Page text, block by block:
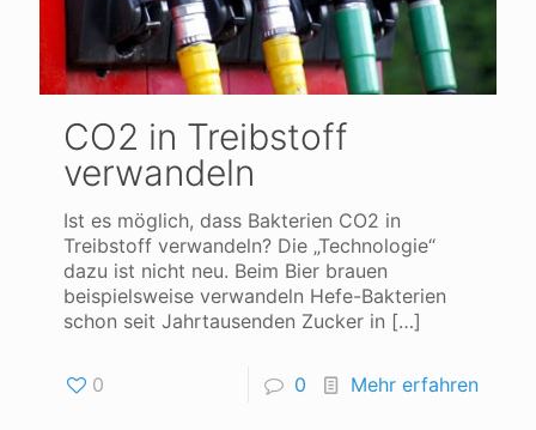
CO2 in Treibstoff
verwandeln
Ist es möglich, dass Bakterien CO2 in
Treibstoff verwandeln? Die „Technologie“
dazu ist nicht neu. Beim Bier brauen
beispielsweise verwandeln Hefe-Bakterien
schon seit Jahrtausenden Zucker in […]
0 0 Mehr erfahren